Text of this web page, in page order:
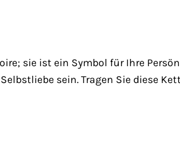
sie ist ein Symbol für Ihre
sein. Tragen Sie diese